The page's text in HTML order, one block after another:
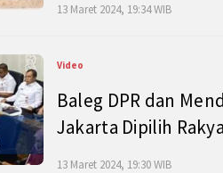
13 Maret 2024, 19:34 WIB
Video
Baleg DPR dan
Jakarta Dipilih
13 Maret 2024, 19:30 WIB